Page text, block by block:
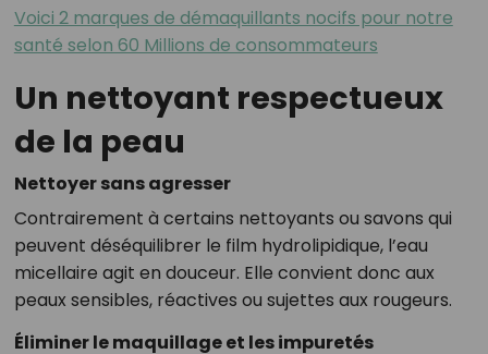
Voici 2 marques de démaquillants nocifs pour notre
santé selon 60 Millions de consommateurs
Un nettoyant respectueux
de la peau
Nettoyer sans agresser
Contrairement à certains nettoyants ou savons qui
peuvent déséquilibrer le film hydrolipidique, l’eau
micellaire agit en douceur. Elle convient donc aux
peaux sensibles, réactives ou sujettes aux rougeurs.
Éliminer le maquillage et les impuretés